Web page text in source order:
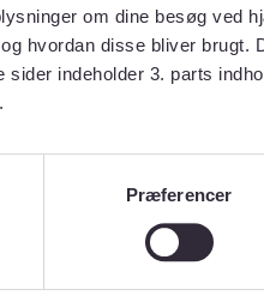
om dine besøg ved
hvordan disse bliver
sider indeholder 3. parts
Præferencer